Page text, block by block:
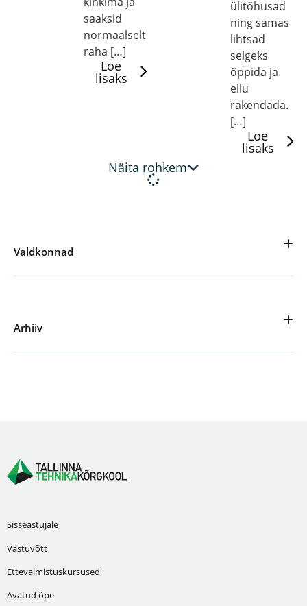
saaksid
normaalselt
raha […]
Loe
lisaks
ülitõhusad
ning samas
lihtsad
selgeks
õppida ja
ellu
rakendada.
[…]
Loe
lisaks
Näita rohkem
Valdkonnad
Arhiiv
Sisseastujale
Vastuvõtt
Ettevalmistuskursused
Avatud õpe